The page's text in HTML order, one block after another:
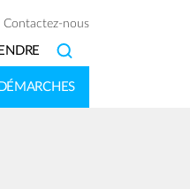
Contactez-nous
SEARCH
DÉMARCHES